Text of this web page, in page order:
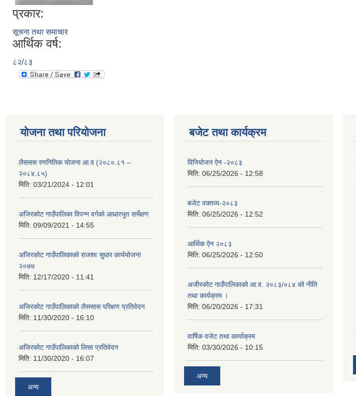
प्रकार:
सूचना तथा समाचार
आर्थिक वर्ष:
८२/८३
योजना तथा परियोजना
लैससस रणनितिक योजना आ.व (२०८०.८१ –
२०८४.८५)
मिति: 03/21/2024 - 12:01
अजिरकाेट गाउँपालिका विपन्न वर्गकाे आधारभुत सर्भेक्षण
मिति: 09/09/2021 - 14:55
अजिरकोट गाउँपालिकाको राजश्व सुधार कार्ययोजना
२०७७
मिति: 12/17/2020 - 11:41
अजिरकोट गाउँपालिकाको लैससास परिक्षण प्रतिवेदन
मिति: 11/30/2020 - 16:10
अजिरकोट गाउँपालिकाको लिसा प्रतिवेदन
मिति: 11/30/2020 - 16:07
अन्य
बजेट तथा कार्यक्रम
विनियोजन ऐन -२०८३
मिति: 06/25/2026 - 12:58
बजेट वक्तव्य-२०८३
मिति: 06/25/2026 - 12:52
आर्थिक ऐन २०८३
मिति: 06/25/2026 - 12:50
अजीरकोट गाउँपालिकाको आ.व. २०८३/०८४ को नीति
तथा कार्यक्रम ।
मिति: 06/20/2026 - 17:31
वार्षिक वजेट तथा कार्याक्रम
मिति: 03/30/2026 - 10:15
अन्य